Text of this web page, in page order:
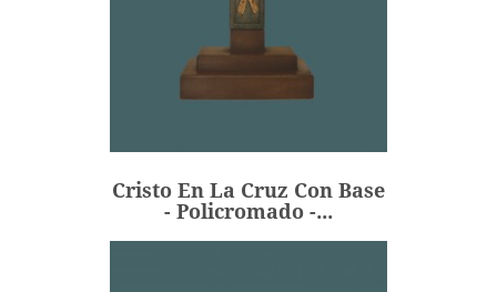
Cristo En La Cruz Con Base
- Policromado -...
Cristo En La Cruz Con Base
Precio
260,00 €
AÑADIR